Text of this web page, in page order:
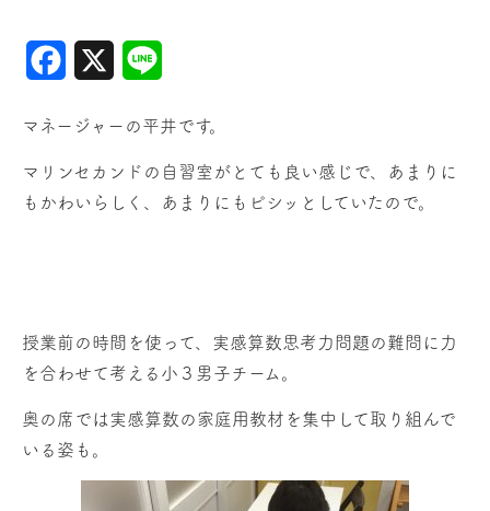
Facebook
マネージャーの平井です。
マリンセカンドの自習室がとても良い感じで、あまりに
もかわいらしく、あまりにもピシッとしていたので。
授業前の時間を使って、実感算数思考力問題の難問に力
を合わせて考える小３男子チーム。
奥の席では実感算数の家庭用教材を集中して取り組んで
いる姿も。